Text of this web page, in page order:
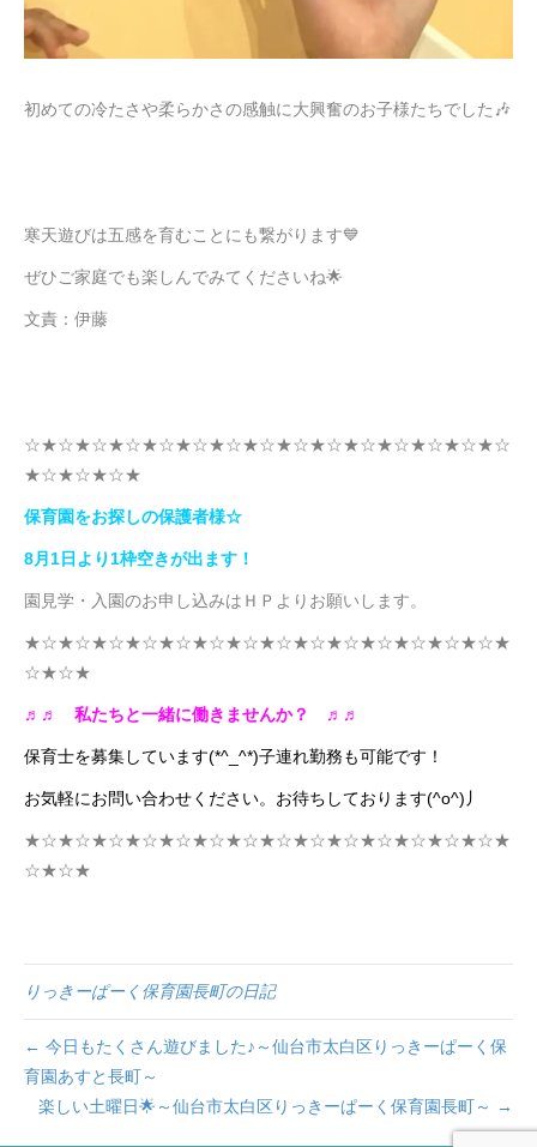
初めての冷たさや柔らかさの感触に大興奮のお子様たちでした🎶
寒天遊びは五感を育むことにも繋がります💙
ぜひご家庭でも楽しんでみてくださいね🌟
文責：伊藤
☆★☆★☆★☆★☆★☆★☆★☆★☆★☆★☆★☆★☆★☆★☆
★☆★☆★☆★
保育園をお探しの保護者様☆
8月1日より1枠空きが出ます！
園見学・入園のお申し込みはＨＰよりお願いします。
★☆★☆★☆★☆★☆★☆★☆★☆★☆★☆★☆★☆★☆★☆★
☆★☆★
♬♬ 私たちと一緒に働きませんか？ ♬♬
保育士を募集しています(*^_^*)子連れ勤務も可能です！
お気軽にお問い合わせください。お待ちしております(^o^)丿
★☆★☆★☆★☆★☆★☆★☆★☆★☆★☆★☆★☆★☆★☆★
☆★☆★
りっきーぱーく保育園長町の日記
← 今日もたくさん遊びました♪～仙台市太白区りっきーぱーく保
育園あすと長町～
楽しい土曜日🌟～仙台市太白区りっきーぱーく保育園長町～ →